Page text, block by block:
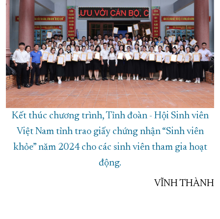
Kết thúc chương trình, Tỉnh đoàn - Hội Sinh viên
Việt Nam tỉnh trao giấy chứng nhận “Sinh viên
khỏe” năm 2024 cho các sinh viên tham gia hoạt
động.
VĨNH THÀNH